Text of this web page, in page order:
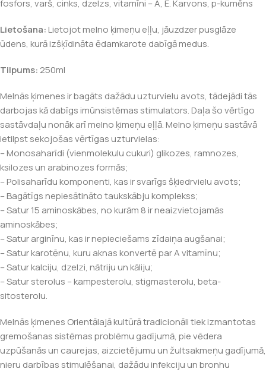
fosfors, varš, cinks, dzelzs, vitamīni – A, E. Karvons, p-kumēns
Lietošana:Lietojot melno ķimeņu eļļu, jāuzdzer pusglāze
ūdens, kurā izšķīdināta ēdamkarote dabīgā medus.
Tilpums: 250ml
Melnās ķimenes ir bagāts dažādu uzturvielu avots, tādejādi tās
darbojas kā dabīgs imūnsistēmas stimulators. Daļa šo vērtīgo
sastāvdaļu nonāk arī melno ķimeņu eļļā. Melno ķimeņu sastāvā
ietilpst sekojošas vērtīgas uzturvielas:
– Monosaharīdi (vienmolekulu cukuri) glikozes, ramnozes,
ksilozes un arabinozes formās;
– Polisaharīdu komponenti, kas ir svarīgs šķiedrvielu avots;
– Bagātīgs nepiesātināto taukskābju komplekss;
– Satur 15 aminoskābes, no kurām 8 ir neaizvietojamās
aminoskābes;
– Satur arginīnu, kas ir nepieciešams zīdaiņa augšanai;
– Satur karotēnu, kuru aknas konvertē par A vitamīnu;
– Satur kalciju, dzelzi, nātriju un kāliju;
– Satur sterolus – kampesterolu, stigmasterolu, beta-
sitosterolu.
Melnās ķimenes Orientālajā kultūrā tradicionāli tiek izmantotas
gremošanas sistēmas problēmu gadījumā, pie vēdera
uzpūšanās un caurejas, aizcietējumu un žultsakmeņu gadījumā,
nieru darbības stimulēšanai, dažādu infekciju un bronhu